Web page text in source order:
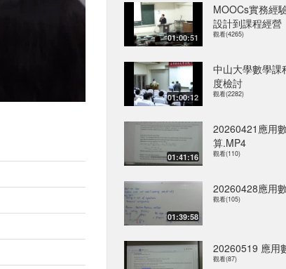
01:00:51
MOOCs實務經
設計到課程經營
觀看(4265)
01:00:12
中山大學數學課
度檢討
觀看(2282)
01:41:16
20260421應用
算.MP4
觀看(110)
01:39:58
20260428應用
觀看(105)
20260519 應用
觀看(87)